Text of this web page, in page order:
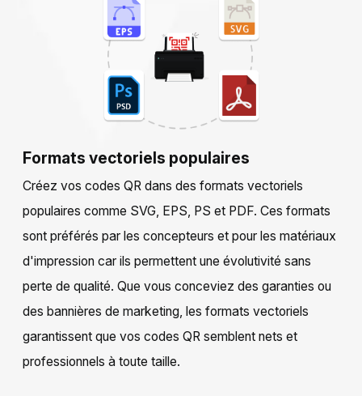
Formats vectoriels populaires
Créez vos codes QR dans des formats vectoriels
populaires comme SVG, EPS, PS et PDF. Ces formats
sont préférés par les concepteurs et pour les matériaux
d'impression car ils permettent une évolutivité sans
perte de qualité. Que vous conceviez des garanties ou
des bannières de marketing, les formats vectoriels
garantissent que vos codes QR semblent nets et
professionnels à toute taille.